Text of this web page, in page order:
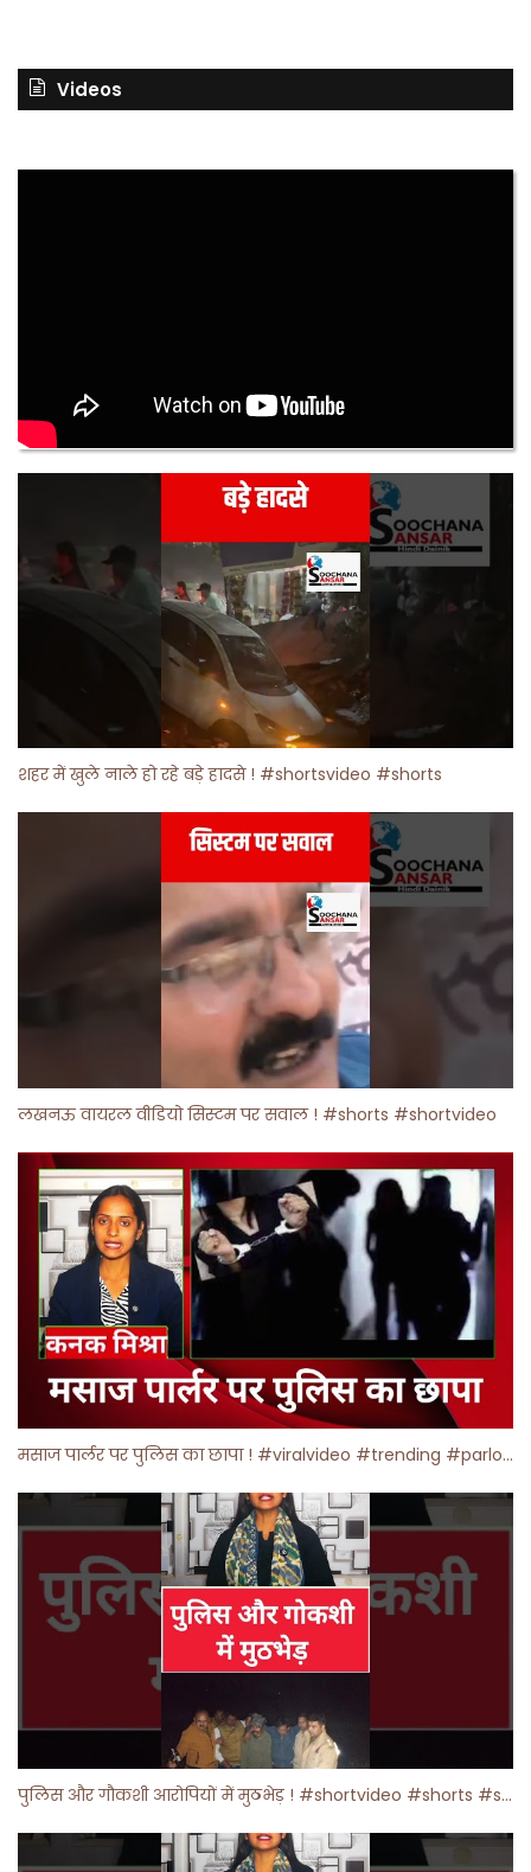
Videos
शहर में खुले नाले हो रहे बड़े हादसे ! #shortsvideo #shorts
लखनऊ वायरल वीडियो सिस्टम पर सवाल ! #shorts #shortvideo
मसाज पार्लर पर पुलिस का छापा ! #viralvideo #trending #parlour
पुलिस और गौकशी आरोपियों में मुठभेड़ ! #shortvideo #shorts #shortsfeed